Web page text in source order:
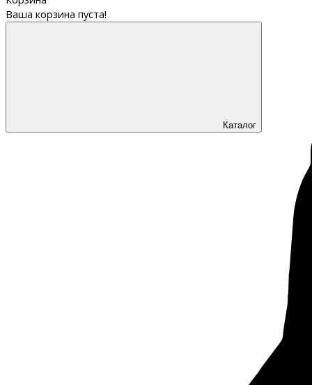
Ваша корзина пуста!
Каталог